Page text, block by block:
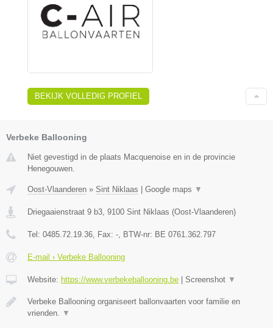
BEKIJK VOLLEDIG PROFIEL
Verbeke Ballooning
Niet gevestigd in de plaats Macquenoise en in de provincie
Henegouwen.
Oost-Vlaanderen » Sint Niklaas | Google maps ▼
Driegaaienstraat 9 b3 9100 Sint Niklaas (Oost-Vlaanderen)
Tel: 0485.72.19.36 , Fax: - , BTW-nr: BE 0761.362.797
E-mail › Verbeke Ballooning
Website: https://www.verbekeballooning.be | Screenshot ▼
Verbeke Ballooning organiseert ballonvaarten voor familie en
vrienden.
▼